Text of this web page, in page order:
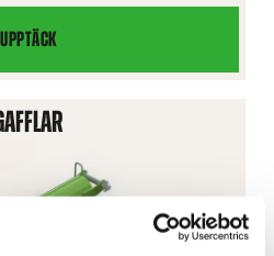
UPPTÄCK
PALLGAFFLAR
MED
SIDOFÖRSKJUTNING